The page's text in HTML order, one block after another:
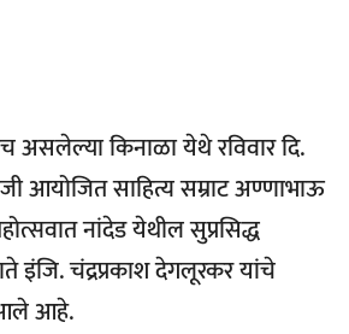
किनाळा येथे रविवार दि.
आयोजित साहित्य सम्राट अण्णाभाऊ
नांदेड येथील सुप्रसिद्ध
इंजि. चंद्रप्रकाश देगलूरकर यांचे
आले आहे.